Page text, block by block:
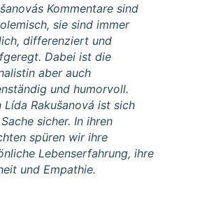
Kommentare sind
sie sind immer
differenziert und
Dabei ist die
aber auch
und humorvoll.
Lída Rakušanová ist sich
sicher. In ihren
spüren wir ihre
Lebenserfahrung, ihre
und Empathie.